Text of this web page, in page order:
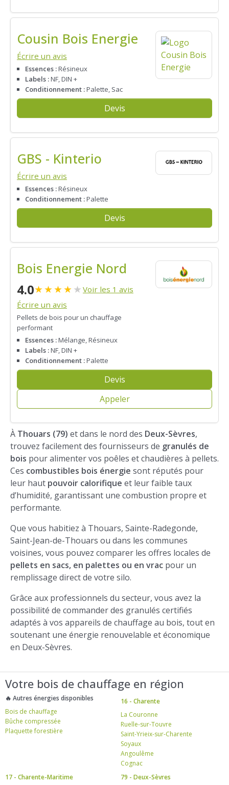
Cousin Bois Energie
Écrire un avis
Essences :Résineux
Labels :NF, DIN +
Conditionnement :Palette, Sac
Devis
GBS - Kinterio
Écrire un avis
Essences :Résineux
Conditionnement :Palette
Devis
Bois Energie Nord
4.0★★★★★ Voir les 1 avis
Écrire un avis
Pellets de bois pour un chauffage
performant
Essences :Mélange, Résineux
Labels :NF, DIN +
Conditionnement :Palette
Devis
Appeler
À Thouars (79) et dans le nord des Deux-Sèvres,
trouvez facilement des fournisseurs de granulés de
bois pour alimenter vos poêles et chaudières à pellets.
Ces combustibles bois énergie sont réputés pour
leur haut pouvoir calorifique et leur faible taux
d’humidité, garantissant une combustion propre et
performante.
Que vous habitiez à Thouars, Sainte-Radegonde,
Saint-Jean-de-Thouars ou dans les communes
voisines, vous pouvez comparer les offres locales de
pellets en sacs, en palettes ou en vrac pour un
remplissage direct de votre silo.
Grâce aux professionnels du secteur, vous avez la
possibilité de commander des granulés certifiés
adaptés à vos appareils de chauffage au bois, tout en
soutenant une énergie renouvelable et économique
en Deux-Sèvres.
Votre bois de chauffage en région
🔥 Autres énergies disponibles
Bois de chauffage
Bûche compressée
Plaquette forestière
16 - Charente
La Couronne
Ruelle-sur-Touvre
Saint-Yrieix-sur-Charente
Soyaux
Angoulême
Cognac
17 - Charente-Maritime
79 - Deux-Sèvres